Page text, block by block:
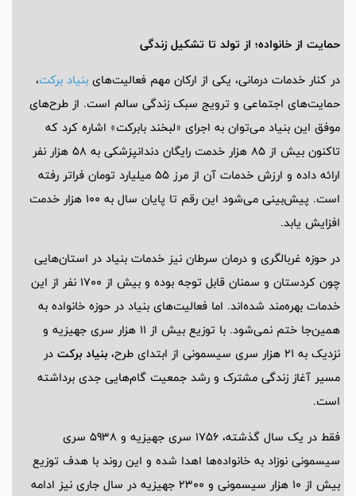
حمایت از خانواده؛ از تولد تا تشکیل زندگی
در کنار خدمات درمانی، یکی از ارکان مهم فعالیت‌های بنیاد برکت،
حمایت‌های اجتماعی و ترویج سبک زندگی سالم است. از طرح‌های
موفق این بنیاد می‌توان به اجرای «لبخند بابرکت» اشاره کرد که
تاکنون بیش از 85 هزار خدمت رایگان دندانپزشکی به 58 هزار نفر
ارائه داده و ارزش خدمات آن از مرز 55 میلیارد تومان فراتر رفته
است. پیش‌بینی می‌شود این رقم تا پایان سال به 100 هزار خدمت
افزایش یابد.
در حوزه غربالگری و درمان سرطان نیز خدمات بنیاد در استان‌هایی
چون کردستان و سمنان قابل توجه بوده و بیش از 1700 نفر از این
خدمات بهره‌مند شده‌اند. اما فعالیت‌های بنیاد در حوزه خانواده به
همین‌جا ختم نمی‌شود. با توزیع بیش از 11 هزار سری جهیزیه و
نزدیک به 21 هزار سری سیسمونی از ابتدای طرح،
بنیاد برکت در
مسیر آغاز زندگی مشترک و رشد جمعیت گام‌هایی جدی برداشته
است.
فقط در یک سال گذشته، 1756 سری جهیزیه و 5938 سری
سیسمونی نوزاد به خانواده‌ها اهدا شده و این روند با هدف توزیع
بیش از 10 هزار سیسمونی و 2300 جهیزیه در سال جاری نیز ادامه